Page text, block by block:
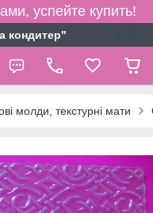
успейте купить!
кондитер"
молди, текстурні мати